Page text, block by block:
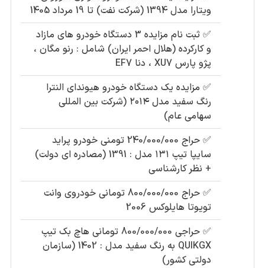
ویتارا مدل 1394 (شرکت نفت) تا 19 مرداد 1405
✅
ثبت نام مزایده 3 دستگاه خودرو های مازاد
و کارکرده (هلال احمر ایران) شامل : رنو مگان ،
پژو پارس XU7 ، دنا EF7
✅ مزایده یک دستگاه خودرو هیوندای النترا
رنگ سفید مدل ۲۰۱۴ (شرکت بین المللی
سهامی عام)
✅
حراج 240/000/000 تومنی خودرو پراید
سایپا تیپ ۱۳۱ مدل : 1391 (مصادره ای دولت)
+ نظر کارشناسی
✅
حراج 800/000/000 تومانی خودروی وانت
تویوتا هایلوکس 2006
✅
حراجی 800/000/000 تومانی ھاچ بک تیپ
QUIKGX به رنگ سفید مدل : 1402 (سازمان
دولتی کشور)